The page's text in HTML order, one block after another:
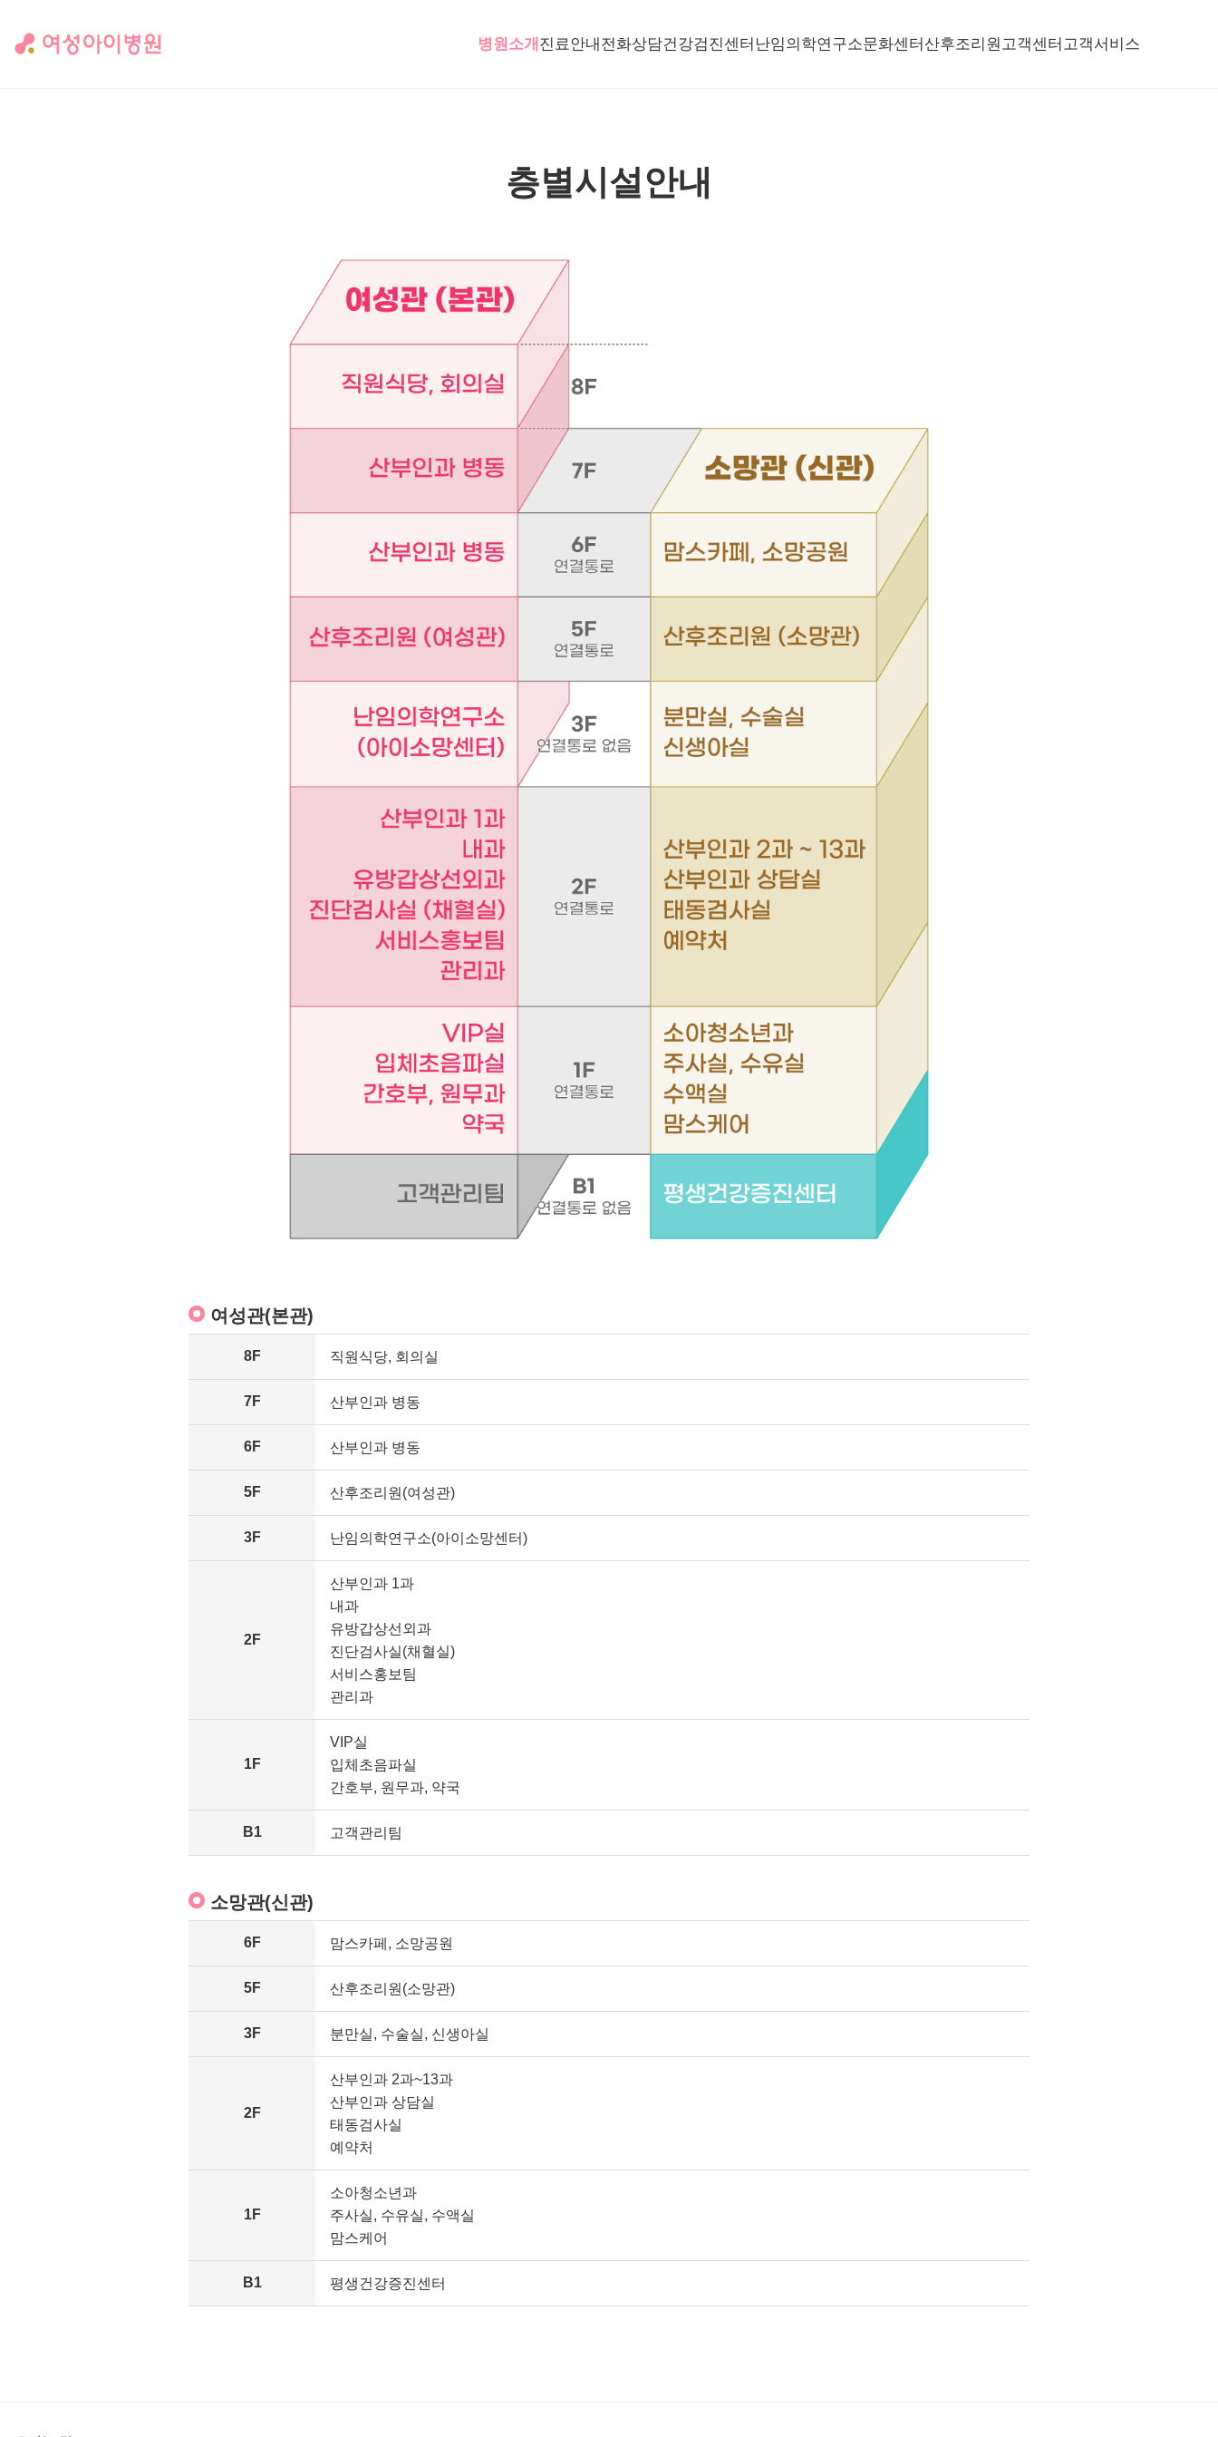
병원소개 진료안내 전화상담건강검진센터 난임의학연구소문화센터산후조리원 고객센터 고객서비스
인사말 공지사항
층별시설안내
여성관(본관)
8F 직원식당, 회의실
7F 산부인과 병동
6F 산부인과 병동
5F 산후조리원(여성관)
3F 난임의학연구소(아이소망센터)
2F
산부인과 1과
내과
유방갑상선외과
진단검사실(채혈실)
서비스홍보팀
관리과
1F
VIP실
입체초음파실
간호부, 원무과, 약국
B1 고객관리팀
소망관(신관)
6F 맘스카페, 소망공원
5F 산후조리원(소망관)
3F 분만실, 수술실, 신생아실
2F
산부인과 2과~13과
산부인과 상담실
태동검사실
예약처
1F
소아청소년과
주사실, 수유실, 수액실
맘스케어
B1 평생건강증진센터